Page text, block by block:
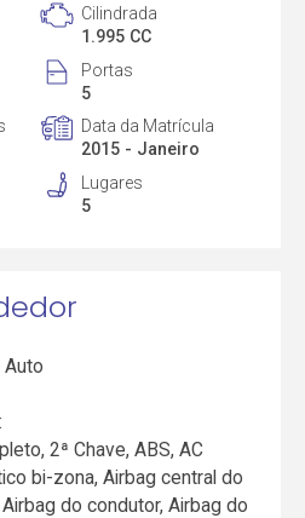
Cilindrada
1.995 CC
Portas
5
Data da Matrícula
2015 - Janeiro
Lugares
5
2ª Chave, ABS, AC
bi-zona, Airbag central do
do condutor, Airbag do